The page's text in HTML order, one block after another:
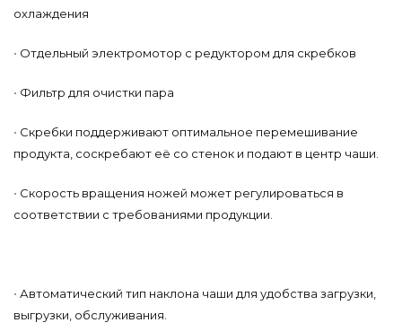
охлаждения
• Отдельный электромотор с редуктором для скребков
• Фильтр для очистки пара
• Скребки поддерживают оптимальное перемешивание
продукта, соскребают её со стенок и подают в центр чаши.
• Скорость вращения ножей может регулироваться в
соответствии с требованиями продукции.
• Автоматический тип наклона чаши для удобства загрузки,
выгрузки, обслуживания.